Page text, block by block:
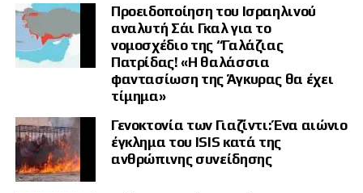
Ρωσίας κατά της Γερμανίας. Η στρατηγική αυτή υποστηρίζεται από ένα
ολόκληρο «οικοσύστημα παραπληροφόρησης», στο οποίο
εμπλέκονται τόσο κρατικοί όσο και μη κρατικοί δρώντες.
Βραχυπρόθεσμος στόχος παραμένει η εκμετάλλευση κάθε ευκαιρίας
για τη δημιουργία κοινωνικής πόλωσης. Παράλληλα, οι αρχές
προειδοποιούν ότι οι μέθοδοι των δραστών εκσυγχρονίζονται
(AI) για τη δημιουργία πιο πειστικού περιεχομένου.
Προειδοποίηση του Ισραηλινού
αναλυτή Σάι Γκαλ για το
νομοσχέδιο της “Γαλάζιας
Πατρίδας! «Η θαλάσσια
φαντασίωση της Άγκυρας θα έχει
τίμημα»
Γενοκτονία των Γιαζίντι: Ένα αιώνιο
έγκλημα του ISIS κατά της
ανθρώπινης συνείδησης